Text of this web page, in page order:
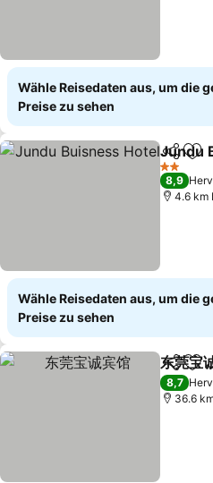
Wähle Reisedaten aus, um die
Preise zu sehen
TeilenZu
Jundu
2 Sterne
8,9
4.6 km
Wähle Reisedaten aus, um die
Preise zu sehen
TeilenZu
东莞宝
8,7
36.6